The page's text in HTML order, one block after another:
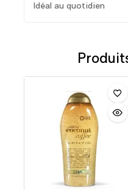
Idéal au quotidien